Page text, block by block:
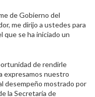
de Gobierno del
me dirijo a ustedes para
que se ha iniciado un
de rendirle
expresamos nuestro
desempeño mostrado por
la Secretaría de